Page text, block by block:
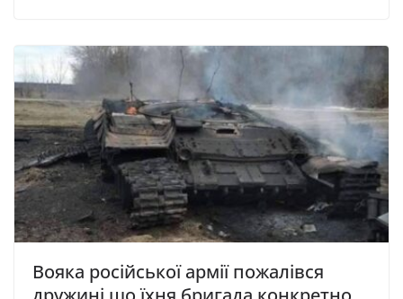
Вояка російської армії пожалівся